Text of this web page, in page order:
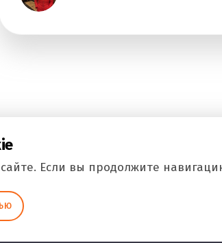
Copyright © 2026 Все.Рф Все права
Если вы продолжите